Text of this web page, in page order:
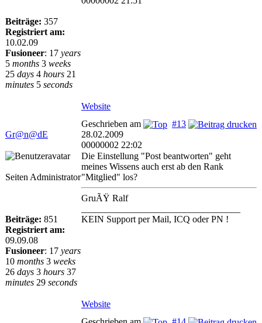
Beiträge: 357
Registriert am:
10.02.09
Fusioneer: 17 years
5 months 3 weeks
25 days 4 hours 21
minutes 5 seconds
Website
Gr@n@dE
#13
Geschrieben am
28.02.2009
00000002 22:02
Seiten Administrator
Beiträge: 851
Registriert am:
09.09.08
Fusioneer: 17 years
10 months 3 weeks
26 days 3 hours 37
minutes 29 seconds
Die Einstellung "Post beantworten" geht
meines Wissens auch erst ab den Rank
"Mitglied" los?
GruÃŸ Ralf
KEIN Support per Mail, ICQ oder PN !
Website